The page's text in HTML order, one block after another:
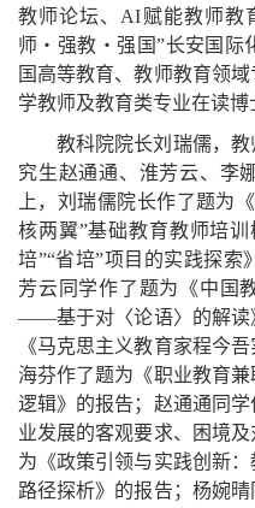
教师论坛、AI赋能教师教
师・强教・强国”长安国际
国高等教育、教师教育领
学教师及教育类专业在读博
教科院院长刘瑞儒，
究生赵通通、淮芳云、李
上，刘瑞儒院长作了题为
核两翼”基础教育教师培
培”“省培”项目的实践探索
芳云同学作了题为《中国
——基于对〈论语〉的解读
《马克思主义教育家程今
海芬作了题为《职业教育
逻辑》的报告；赵通通同
业发展的客观要求、困境
为《政策引领与实践创新
路径探析》的报告；杨婉